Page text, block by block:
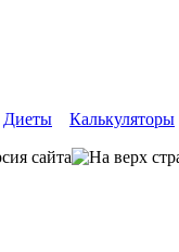
Диеты Калькуляторы